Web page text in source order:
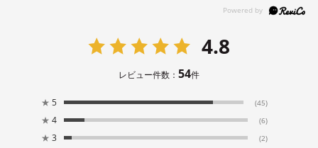
4.8
レビュー件数： 54件
★ 5 (45)
★ 4 (6)
★ 3 (2)